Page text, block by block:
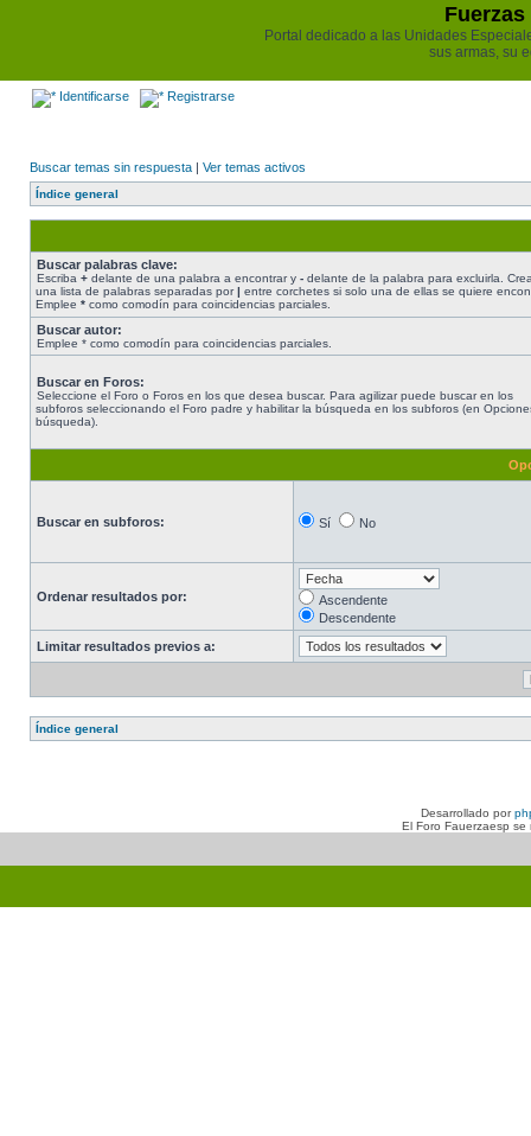
Portal dedicado a las Unidades
sus armas, su
Identificarse Registrarse
Buscar temas sin respuesta | Ver temas activos
Índice general
Buscar palabras clave:
Escriba + delante de una palabra a encontrar y - delante de la palabra para excluirla.
una lista de palabras separadas por| entre corchetes si solo una de ellas se quiere
Emplee * como comodín para coincidencias parciales.
Buscar autor:
Emplee * como comodín para coincidencias parciales.
Buscar en Foros:
Seleccione el Foro o Foros en los que desea buscar. Para agilizar puede buscar en los
subforos seleccionando el Foro padre y habilitar la búsqueda en los subforos (en
búsqueda).
Buscar en subforos: Sí No
Ordenar resultados por:
Ascendente
Descendente
Limitar resultados previos a:
Índice general
Desarrollado por
El Foro Fauerzaesp